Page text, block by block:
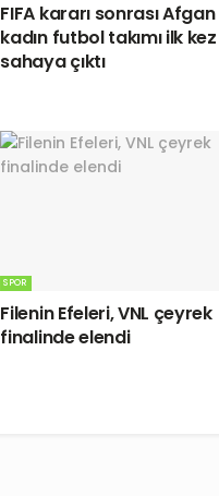
FIFA kararı sonrası Afgan
kadın futbol takımı ilk kez
sahaya çıktı
SPOR
Filenin Efeleri, VNL çeyrek
finalinde elendi